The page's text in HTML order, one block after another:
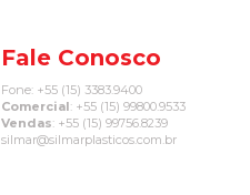
Fale Conosco
Fone: +55 (15) 3383.9400
Comercial: +55 (15) 99800.9533
Vendas: +55 (15) 99756.8239
silmar@silmarplasticos.com.br